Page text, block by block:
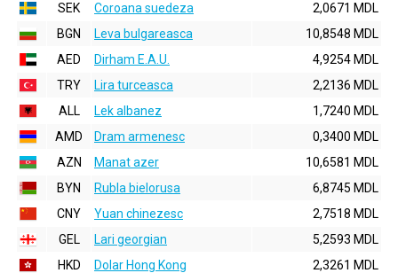
SEK
Coroana suedeza
2,0671 MDL
BGN
Leva bulgareasca
10,8548 MDL
AED
Dirham E.A.U.
4,9254 MDL
TRY
Lira turceasca
2,2136 MDL
ALL
Lek albanez
1,7240 MDL
AMD
Dram armenesc
0,3400 MDL
AZN
Manat azer
10,6581 MDL
BYN
Rubla bielorusa
6,8745 MDL
CNY
Yuan chinezesc
2,7518 MDL
GEL
Lari georgian
5,2593 MDL
HKD
Dolar Hong Kong
2,3261 MDL